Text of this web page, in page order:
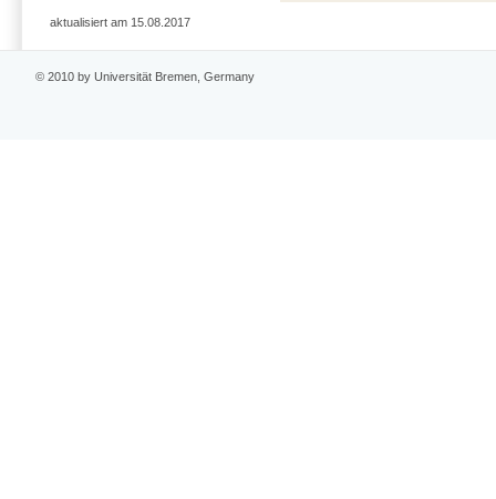
aktualisiert am 15.08.2017
© 2010 by Universität Bremen, Germany